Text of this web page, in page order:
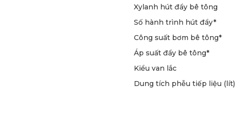
Xylanh hút đẩy bê tông
Số hành trình hút đẩy*
Công suất bơm bê tông*
Áp suất đẩy bê tông*
Kiểu van lắc
Dung tích phễu tiếp liệu (lít)